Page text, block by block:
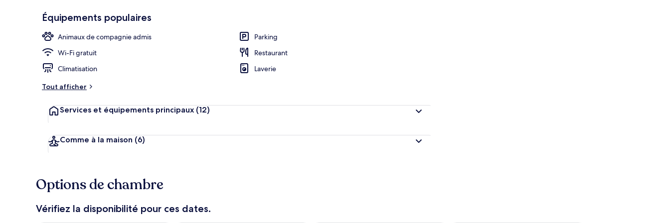
Détail de l’extérieur
Équipements populaires
Animaux de compagnie admis
Parking
Wi-Fi gratuit
Restaurant
Climatisation
Laverie
Tout afficher
Services et équipements principaux (12)
Comme à la maison (6)
Options de chambre
Vérifiez la disponibilité pour ces dates.